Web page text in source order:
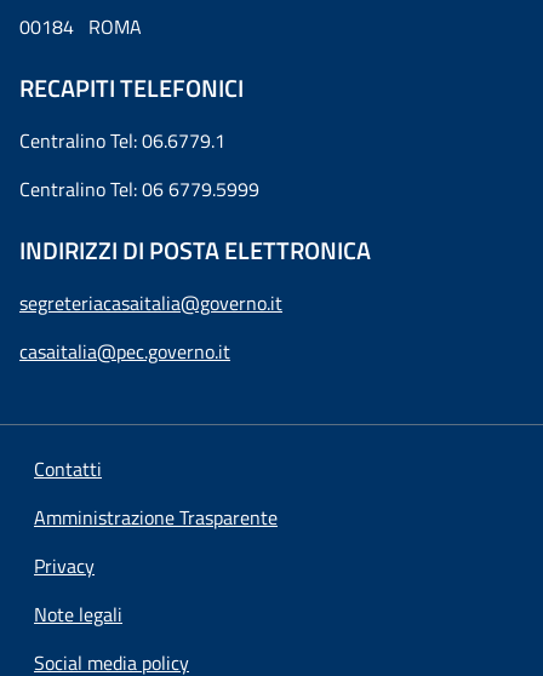
00184 ROMA
RECAPITI TELEFONICI
Centralino Tel: 06.6779.1
Centralino Tel: 06 6779.5999
INDIRIZZI DI POSTA ELETTRONICA
segreteriacasaitalia@governo.it
casaitalia@pec.governo.it
Contatti
Amministrazione Trasparente
Privacy
Note legali
Social media policy